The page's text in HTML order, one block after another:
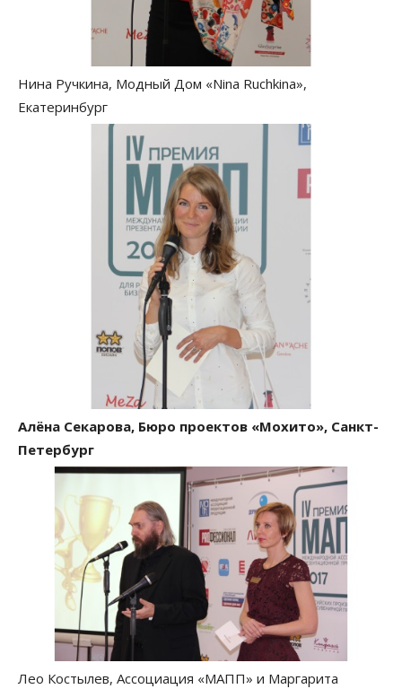
Нина Ручкина, Модный Дом «Nina Ruchkina»,
Екатеринбург
Алёна Секарова, Бюро проектов «Мохито», Санкт-
Петербург
Лео Костылев, Ассоциация «МАПП» и Маргарита